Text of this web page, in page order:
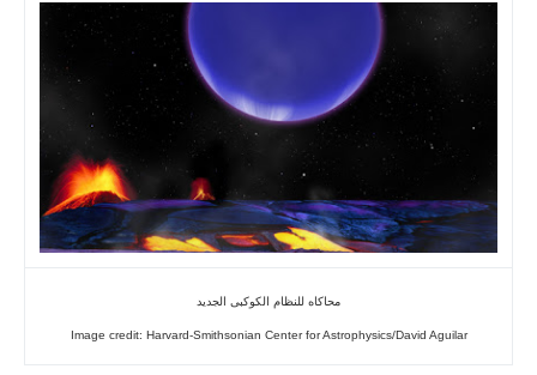
محاكاه للنظام الكوكبى الجديد
Image credit: Harvard-Smithsonian Center for Astrophysics/David Aguilar